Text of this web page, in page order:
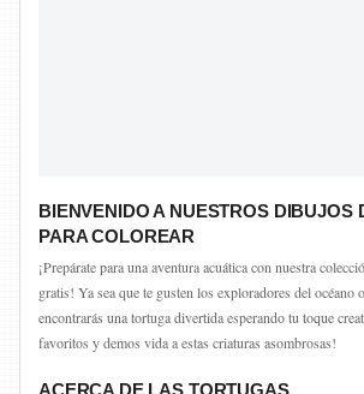
BIENVENIDO A NUESTROS DIBUJOS
PARA COLOREAR
¡Prepárate para una aventura acuática con nuestra
gratis! Ya sea que te gusten los exploradores del océano
encontrarás una tortuga divertida esperando tu toque
favoritos y demos vida a estas criaturas asombrosas!
ACERCA DE LAS TORTUGAS